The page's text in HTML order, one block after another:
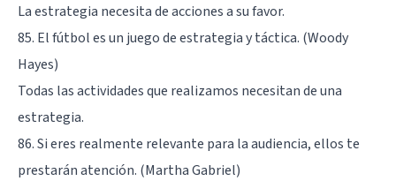
La estrategia necesita de acciones a su favor.
85. El fútbol es un juego de estrategia y táctica. (Woody
Hayes)
Todas las actividades que realizamos necesitan de una
estrategia.
86. Si eres realmente relevante para la audiencia, ellos te
prestarán atención. (Martha Gabriel)